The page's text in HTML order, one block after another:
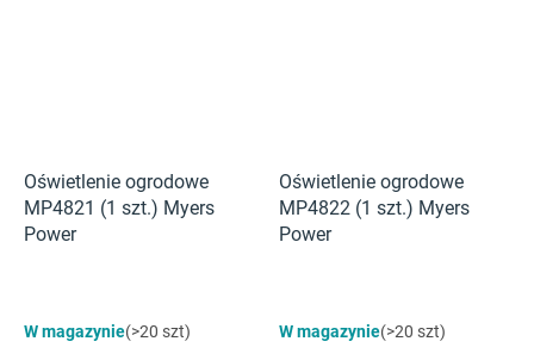
Oświetlenie ogrodowe
MP4821 (1 szt.) Myers
Power
W magazynie(>20 szt)
Oświetlenie ogrodowe
MP4822 (1 szt.) Myers
Power
W magazynie(>20 szt)